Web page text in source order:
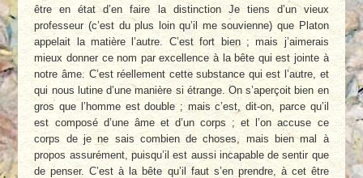
être en état d’en faire la distinction Je tiens d’un vieux
professeur (c’est du plus loin qu’il me souvienne) que Platon
appelait la matière l’autre. C’est fort bien ; mais j’aimerais
mieux donner ce nom par excellence à la bête qui est jointe à
notre âme. C’est réellement cette substance qui est l’autre, et
qui nous lutine d’une manière si étrange. On s’aperçoit bien en
gros que l’homme est double ; mais c’est, dit-on, parce qu’il
est composé d’une âme et d’un corps ; et l’on accuse ce
corps de je ne sais combien de choses, mais bien mal à
propos assurément, puisqu’il est aussi incapable de sentir que
de penser. C’est à la bête qu’il faut s’en prendre, à cet être